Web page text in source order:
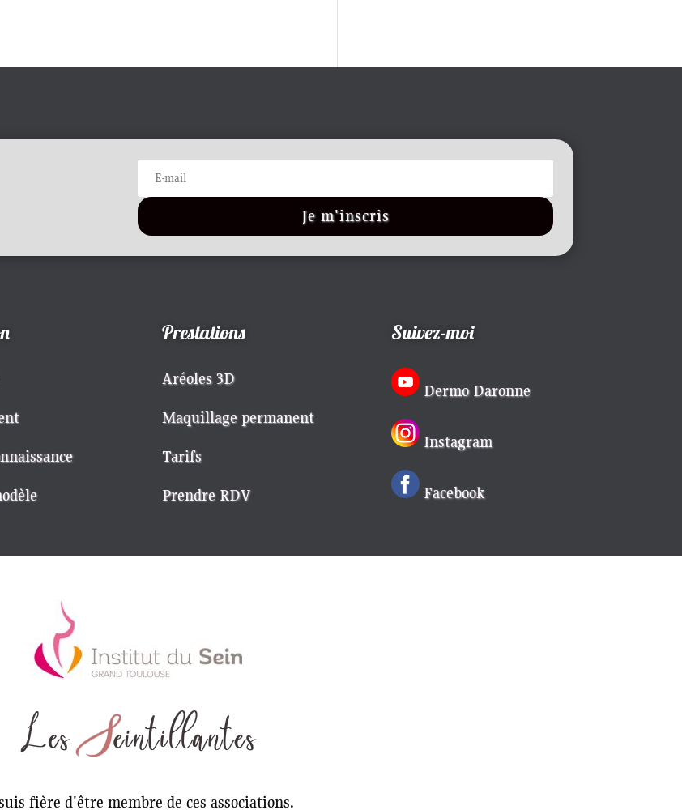
Je m'inscris
Prestations
Aréoles 3D
Maquillage permanent
Tarifs
Prendre RDV
Suivez-moi
Dermo Daronne
Instagram
Facebook
fière d'être membre de ces associations.